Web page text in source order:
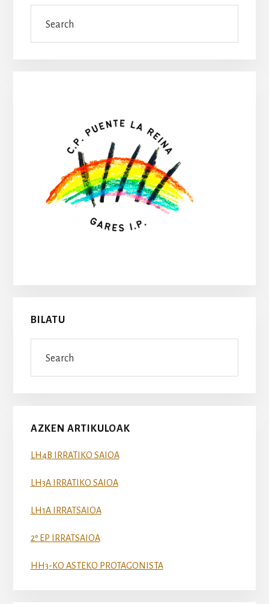
BILATU
AZKEN ARTIKULOAK
LH4B IRRATIKO SAIOA
LH3A IRRATIKO SAIOA
LH1A IRRATSAIOA
2º EP IRRATSAIOA
HH3-KO ASTEKO PROTAGONISTA